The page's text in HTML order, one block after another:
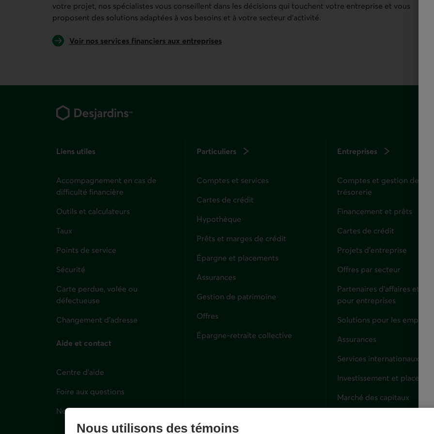
votre projet, nos spécialistes vous conseillent dans les décisions qui touchent votre entreprise et vous
proposent des solutions adaptées à vos besoins et à votre secteur d’activité.
Voir nos services financiers aux entreprises
Liens utiles
Accompagnement en cas de
difficulté financière
Outils et calculateurs
Taux
Points de service
Sécurité
Carte perdue, volée ou
défectueuse
Changement d'adresse
Aide et contact
Centre d'aide
Foire aux questions
Nous joindre
Particuliers
Comptes et services
Cartes de crédit
Hypothèque
Prêts et marges de crédit
Épargne et placements
Assurances
Gestion de patrimoine
Offres
Épargne-retraite collective
Entreprises
Comptes et gestion de
trésorerie
Financement et prêts
Cartes de crédit
Projets d'entreprise
Offres par secteur
Partenaires d’affaires et
pour entreprises
Solutions pour les
Assurances
Services internationaux
Investissement et
Marché des capitaux
Nous utilisons des témoins